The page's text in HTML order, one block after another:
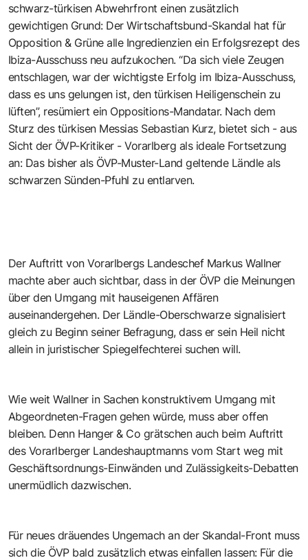
schwarz-türkisen Abwehrfront einen zusätzlich
gewichtigen Grund: Der Wirtschaftsbund-Skandal hat für
Opposition & Grüne alle Ingredienzien ein Erfolgsrezept des
Ibiza-Ausschuss neu aufzukochen. “Da sich viele Zeugen
entschlagen, war der wichtigste Erfolg im Ibiza-Ausschuss,
dass es uns gelungen ist, den türkisen Heiligenschein zu
lüften”, resümiert ein Oppositions-Mandatar. Nach dem
Sturz des türkisen Messias Sebastian Kurz, bietet sich - aus
Sicht der ÖVP-Kritiker - Vorarlberg als ideale Fortsetzung
an: Das bisher als ÖVP-Muster-Land geltende Ländle als
schwarzen Sünden-Pfuhl zu entlarven.
Der Auftritt von Vorarlbergs Landeschef Markus Wallner
machte aber auch sichtbar, dass in der ÖVP die Meinungen
über den Umgang mit hauseigenen Affären
auseinandergehen. Der Ländle-Oberschwarze signalisiert
gleich zu Beginn seiner Befragung, dass er sein Heil nicht
allein in juristischer Spiegelfechterei suchen will.
Wie weit Wallner in Sachen konstruktivem Umgang mit
Abgeordneten-Fragen gehen würde, muss aber offen
bleiben. Denn Hanger & Co grätschen auch beim Auftritt
des Vorarlberger Landeshauptmanns vom Start weg mit
Geschäftsordnungs-Einwänden und Zulässigkeits-Debatten
unermüdlich dazwischen.
Für neues dräuendes Ungemach an der Skandal-Front muss
sich die ÖVP bald zusätzlich etwas einfallen lassen: Für die